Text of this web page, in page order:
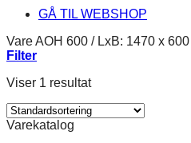
GÅ TIL WEBSHOP
Vare AOH 600 /LxB: 1470 x 600
Filter
Viser 1 resultat
Varekatalog